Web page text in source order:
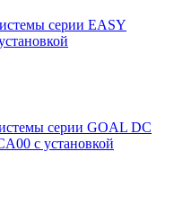
серии EASY
серии GOAL DC
с установкой